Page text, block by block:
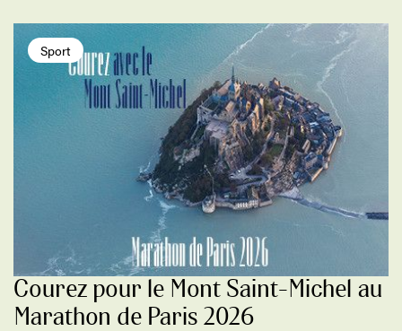
Sport
Courez pour le Mont Saint-Michel au
Marathon de Paris 2026